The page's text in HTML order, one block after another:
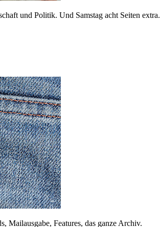
und Politik. Und Samstag acht Seiten extra.
Mailausgabe, Features, das ganze Archiv.